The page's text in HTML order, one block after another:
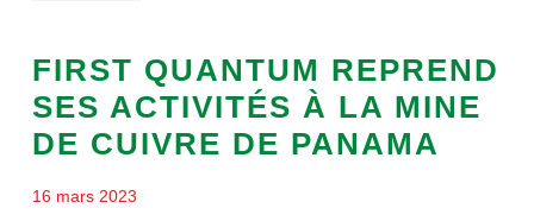
FIRST QUANTUM REPREND
SES ACTIVITÉS À LA MINE
DE CUIVRE DE PANAMA
16 mars 2023